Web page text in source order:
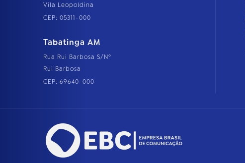
Vila Leopoldina
CEP: 05311-000
Tabatinga AM
Rua Rui Barbosa S/Nº
Rui Barbosa
CEP: 69640-000